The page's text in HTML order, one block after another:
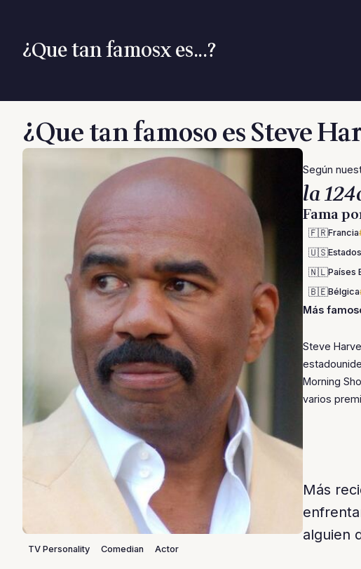
¿Que tan famosx es...?
¿Que tan famoso es Steve
TV Personality Comedian Actor
Según
la
Fama
🇫🇷Francia
🇺🇸
🇳🇱Países
🇧🇪Bélgica
Más
Steve
Morning
varios
Más
alguien